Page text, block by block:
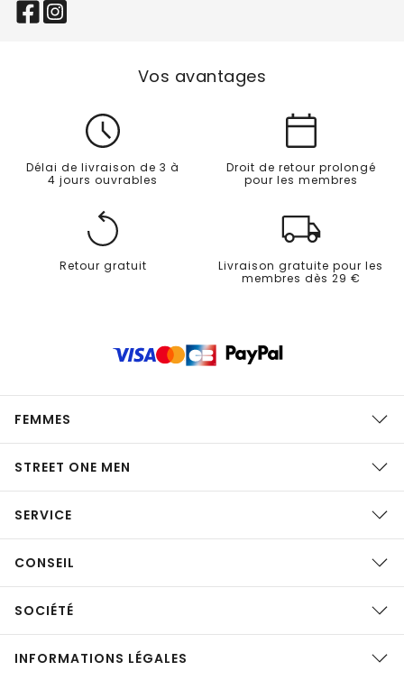
Vos avantages
Délai de livraison de 3 à
4 jours ouvrables
Droit de retour prolongé
pour les membres
Retour gratuit
Livraison gratuite pour les
membres dès 29 €
FEMMES
STREET ONE MEN
SERVICE
CONSEIL
SOCIÉTÉ
INFORMATIONS LÉGALES